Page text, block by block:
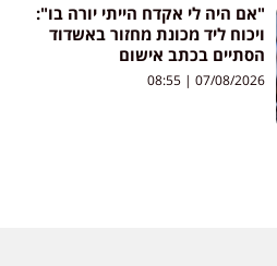
"אם היה לי אקדח הייתי יורה בו":
ויכוח ליד מכונת מחזור באשדוד
הסתיים בכתב אישום
07/08/2026